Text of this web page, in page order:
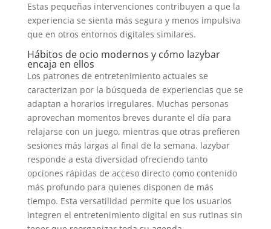
Estas pequeñas intervenciones contribuyen a que la
experiencia se sienta más segura y menos impulsiva
que en otros entornos digitales similares.
Hábitos de ocio modernos y cómo lazybar
encaja en ellos
Los patrones de entretenimiento actuales se
caracterizan por la búsqueda de experiencias que se
adaptan a horarios irregulares. Muchas personas
aprovechan momentos breves durante el día para
relajarse con un juego, mientras que otras prefieren
sesiones más largas al final de la semana. lazybar
responde a esta diversidad ofreciendo tanto
opciones rápidas de acceso directo como contenido
más profundo para quienes disponen de más
tiempo. Esta versatilidad permite que los usuarios
integren el entretenimiento digital en sus rutinas sin